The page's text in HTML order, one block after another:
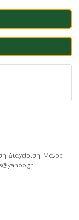
Διαχείριση: Μάνος